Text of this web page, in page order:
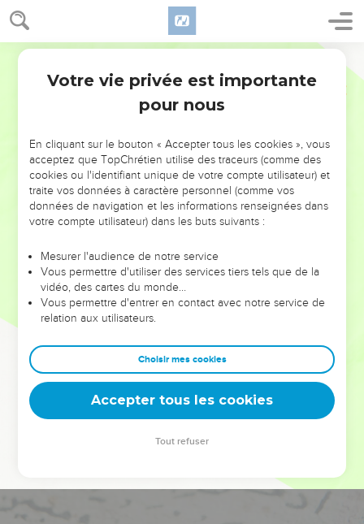
NE MANQUEZ PAS L’ÉVÉNEMENT
DE L’ANNÉE !
ET SI LEURS ERREURS POUVAIENT VOUS ÉVITER LES
VOTRES ?
leur foi ou leur vision. Mais on voit moins les doutes, les erreurs
et les saisons difficiles qu'ils ont traversés, alors même que ce
sont elles qui les ont façonnés.
Dans cette conférence, leaders, entrepreneurs, et responsables
clés pour avancer avec plus de sagesse afin que leurs erreurs
deviennent vos tremplins. Que vous guidiez un ministère, une
équipe, un groupe ou une famille, leur expérience est faite
Votre vie privée est importante
pour nous
En cliquant sur le bouton « Accepter tous les cookies », vous
acceptez que TopChrétien utilise des traceurs (comme des
cookies ou l'identifiant unique de votre compte utilisateur) et
traite vos données à caractère personnel (comme vos
données de navigation et les informations renseignées dans
votre compte utilisateur) dans les buts suivants :
Mesurer l'audience de notre service
Vous permettre d'utiliser des services tiers tels que de la
vidéo, des cartes du monde…
Vous permettre d'entrer en contact avec notre service de
relation aux utilisateurs.
Choisir mes cookies
Accepter tous les cookies
Tout refuser